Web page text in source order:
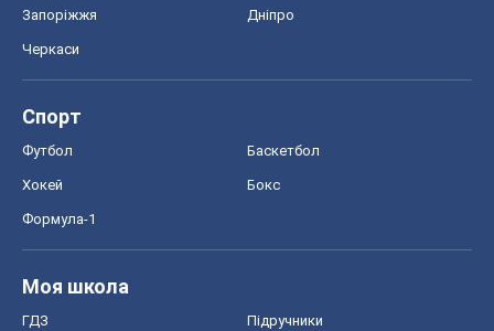
Запоріжжя Дніпро
Черкаси
Спорт
Футбол Баскетбол
Хокей Бокс
Формула-1
Моя школа
ГДЗ Підручники